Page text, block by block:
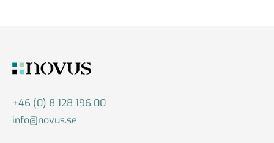
+46 (0) 8 128 196 00
info@novus.se